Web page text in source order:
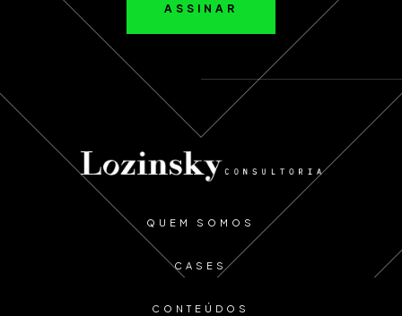
ASSINAR
QUEM SOMOS
CASES
CONTEÚDOS